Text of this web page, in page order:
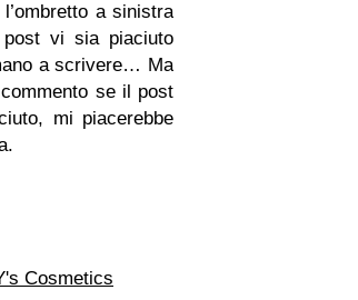
a sinistra
vi sia piaciuto
a scrivere… Ma
se il post
mi piacerebbe
Cosmetics